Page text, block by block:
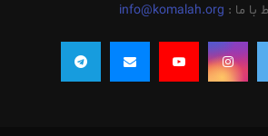
با ما : info@komalah.org